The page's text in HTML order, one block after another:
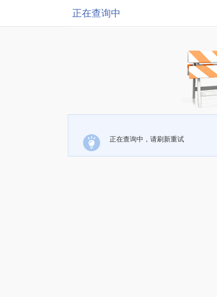
正在查询中
正在查询中，请刷新重试